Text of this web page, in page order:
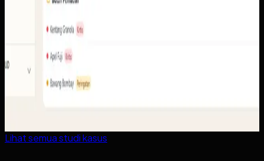
Lihat semua studi kasus